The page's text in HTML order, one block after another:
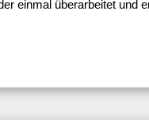
einmal überarbeitet und